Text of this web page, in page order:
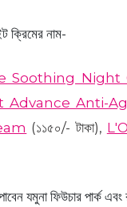
ক্রিমের নাম-
Soothing Night
Advance Anti-
(১১৫০/- টাকা),
যমুনা ফিউচার পার্ক